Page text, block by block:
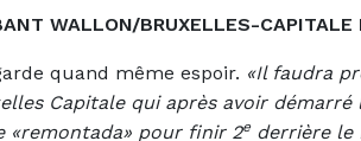
WALLON/BRUXELLES-CAPITALE
quand même espoir. «Il faudra
Capitale qui après avoir démarré
«remontada» pour finir 2ederrière le